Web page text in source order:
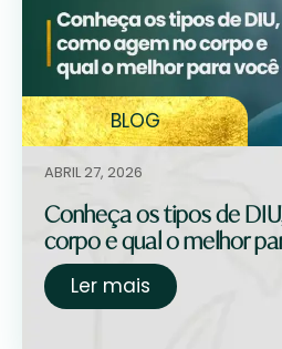
BLOG
ABRIL 27, 2026
Conheça os tipos de
corpo e qual o melhor
Ler mais